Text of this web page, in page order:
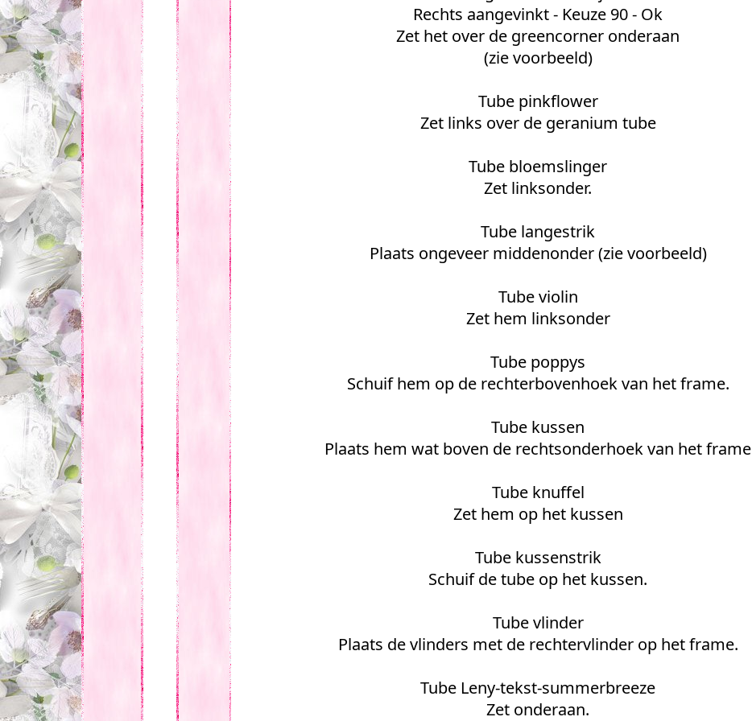
Rechts aangevinkt - Keuze 90 - Ok
Zet het over de greencorner onderaan
(zie voorbeeld)
Tube pinkflower
Zet links over de geranium tube
Tube bloemslinger
Zet linksonder.
Tube langestrik
Plaats ongeveer middenonder (zie voorbeeld)
Tube violin
Zet hem linksonder
Tube poppys
Schuif hem op de rechterbovenhoek van het frame.
Tube kussen
Plaats hem wat boven de rechtsonderhoek van het frame
Tube knuffel
Zet hem op het kussen
Tube kussenstrik
Schuif de tube op het kussen.
Tube vlinder
Plaats de vlinders met de rechtervlinder op het frame.
Tube Leny-tekst-summerbreeze
Zet onderaan.